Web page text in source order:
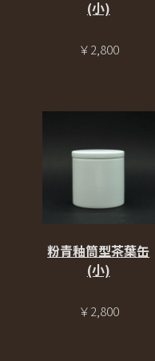
(小)
￥2,800
粉青釉筒型茶葉缶
(小)
￥2,800